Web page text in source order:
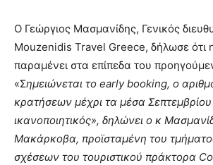
Ο Γεώργιος Μασμανίδης, Γενικός
Mouzenidis Travel Greece, δήλωσε ότι
παραμένει στα επίπεδα του
«Σημειώνεται το early booking, ο
κρατήσεων μέχρι τα μέσα
ικανοποιητικός», δηλώνει ο κ
Μακάρκοβα, προϊσταμένη του
σχέσεων του τουριστικού πράκτορα